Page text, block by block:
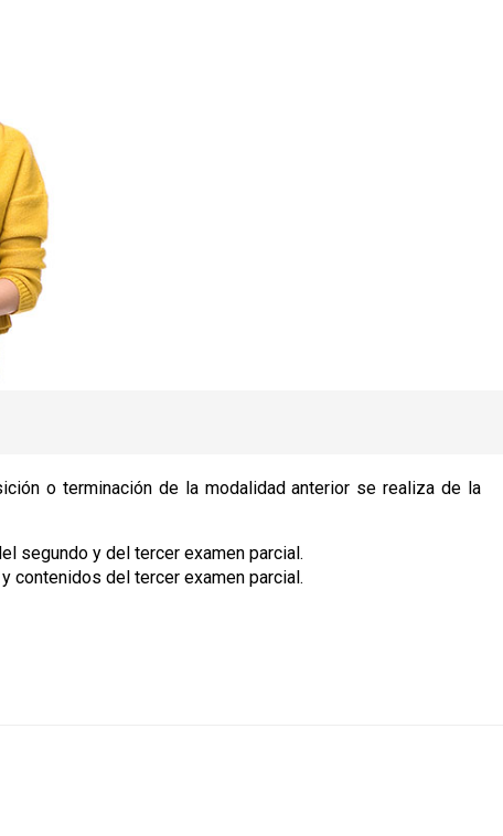
o terminación de la modalidad anterior se realiza de la
segundo y del tercer examen parcial.
contenidos del tercer examen parcial.